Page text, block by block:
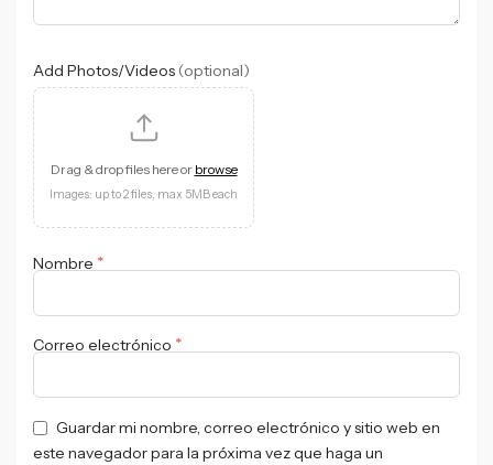
Add Photos/Videos (optional)
Drag & drop files here or browse
Images: up to 2 files, max 5MB each
Nombre *
Correo electrónico *
Guardar mi nombre, correo electrónico y sitio web en
este navegador para la próxima vez que haga un